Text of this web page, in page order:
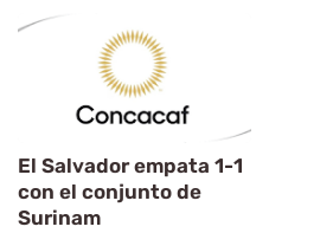
El Salvador empata 1-1
con el conjunto de
Surinam